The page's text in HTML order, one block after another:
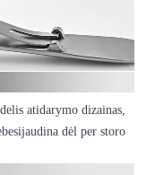
atidarymo dizainas,
dėl per storo